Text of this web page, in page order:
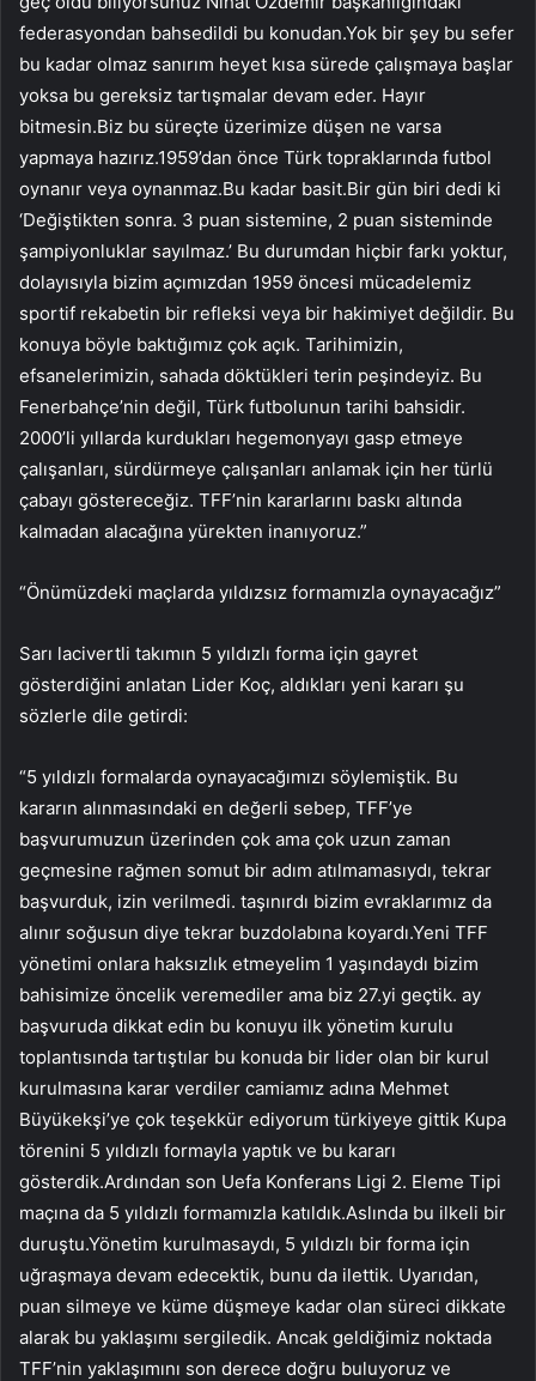
federasyondan bahsedildi bu konudan.Yok bir şey bu sefer
bu kadar olmaz sanırım heyet kısa sürede çalışmaya başlar
yoksa bu gereksiz tartışmalar devam eder. Hayır
bitmesin.Biz bu süreçte üzerimize düşen ne varsa
yapmaya hazırız.1959’dan önce Türk topraklarında futbol
oynanır veya oynanmaz.Bu kadar basit.Bir gün biri dedi ki
‘Değiştikten sonra. 3 puan sistemine, 2 puan sisteminde
şampiyonluklar sayılmaz.’ Bu durumdan hiçbir farkı yoktur,
dolayısıyla bizim açımızdan 1959 öncesi mücadelemiz
sportif rekabetin bir refleksi veya bir hakimiyet değildir. Bu
konuya böyle baktığımız çok açık. Tarihimizin,
efsanelerimizin, sahada döktükleri terin peşindeyiz. Bu
Fenerbahçe’nin değil, Türk futbolunun tarihi bahsidir.
2000’li yıllarda kurdukları hegemonyayı gasp etmeye
çalışanları, sürdürmeye çalışanları anlamak için her türlü
çabayı göstereceğiz. TFF’nin kararlarını baskı altında
kalmadan alacağına yürekten inanıyoruz.”
“Önümüzdeki maçlarda yıldızsız formamızla oynayacağız”
Sarı lacivertli takımın 5 yıldızlı forma için gayret
gösterdiğini anlatan Lider Koç, aldıkları yeni kararı şu
sözlerle dile getirdi:
“5 yıldızlı formalarda oynayacağımızı söylemiştik. Bu
kararın alınmasındaki en değerli sebep, TFF’ye
başvurumuzun üzerinden çok ama çok uzun zaman
geçmesine rağmen somut bir adım atılmamasıydı, tekrar
başvurduk, izin verilmedi. taşınırdı bizim evraklarımız da
alınır soğusun diye tekrar buzdolabına koyardı.Yeni TFF
yönetimi onlara haksızlık etmeyelim 1 yaşındaydı bizim
bahisimize öncelik veremediler ama biz 27.yi geçtik. ay
başvuruda dikkat edin bu konuyu ilk yönetim kurulu
toplantısında tartıştılar bu konuda bir lider olan bir kurul
kurulmasına karar verdiler camiamız adına Mehmet
Büyükekşi’ye çok teşekkür ediyorum türkiyeye gittik Kupa
törenini 5 yıldızlı formayla yaptık ve bu kararı
gösterdik.Ardından son Uefa Konferans Ligi 2. Eleme Tipi
maçına da 5 yıldızlı formamızla katıldık.Aslında bu ilkeli bir
duruştu.Yönetim kurulmasaydı, 5 yıldızlı bir forma için
uğraşmaya devam edecektik, bunu da ilettik. Uyarıdan,
puan silmeye ve küme düşmeye kadar olan süreci dikkate
alarak bu yaklaşımı sergiledik. Ancak geldiğimiz noktada
TFF’nin yaklaşımını son derece doğru buluyoruz ve